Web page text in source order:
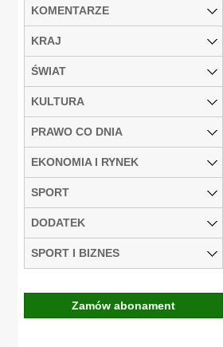
KOMENTARZE
KRAJ
ŚWIAT
KULTURA
PRAWO CO DNIA
EKONOMIA I RYNEK
SPORT
DODATEK
SPORT I BIZNES
Zamów abonament